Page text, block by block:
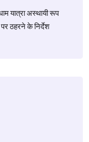
यात्रा अस्थायी रूप
पर ठहरने के निर्देश